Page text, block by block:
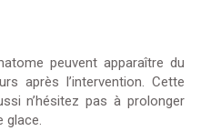
peuvent apparaître du
après l’intervention. Cette
n’hésitez pas à prolonger
glace.